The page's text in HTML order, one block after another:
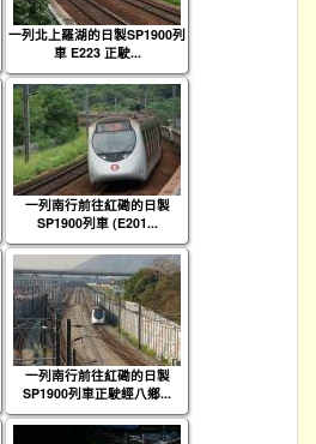
一列北上羅湖的日製SP1900列
車 E223 正駛...
一列南行前往紅磡的日製
SP1900列車 (E201...
一列南行前往紅磡的日製
SP1900列車正駛經八鄉...